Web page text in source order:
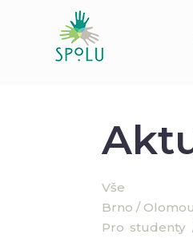
Vše
Brno /
Pro studenty